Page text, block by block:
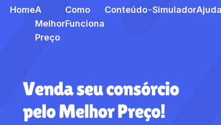
HomeA
Melhor
Preço
Como
Funciona
Conteúdo Simulador